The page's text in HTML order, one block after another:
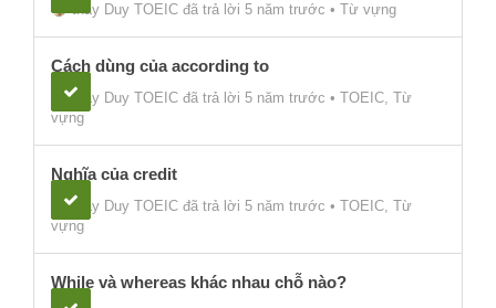
thầy Duy TOEIC đã trả lời 5 năm trước • Từ vựng
Cách dùng của according to
thầy Duy TOEIC đã trả lời 5 năm trước • TOEIC, Từ
vựng
Nghĩa của credit
thầy Duy TOEIC đã trả lời 5 năm trước • TOEIC, Từ
vựng
While và whereas khác nhau chỗ nào?